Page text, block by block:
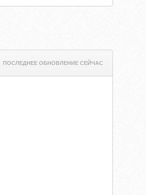
ПОСЛЕДНЕЕ ОБНОВЛЕНИЕ СЕЙЧАС